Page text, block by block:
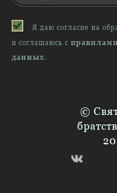
Я даю согласие на
и соглашаюсь с
данных.
©